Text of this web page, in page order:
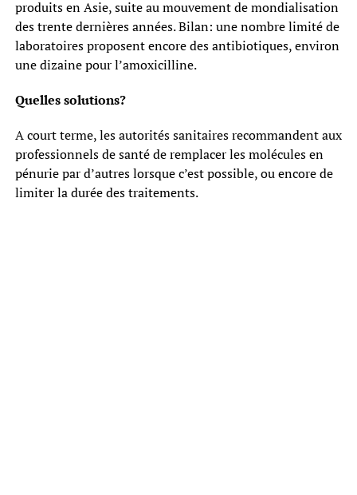
produits en Asie, suite au mouvement de mondialisation
des trente dernières années. Bilan: une nombre limité de
laboratoires proposent encore des antibiotiques, environ
une dizaine pour l’amoxicilline.
Quelles solutions?
A court terme, les autorités sanitaires recommandent aux
professionnels de santé de remplacer les molécules en
pénurie par d’autres lorsque c’est possible, ou encore de
limiter la durée des traitements.